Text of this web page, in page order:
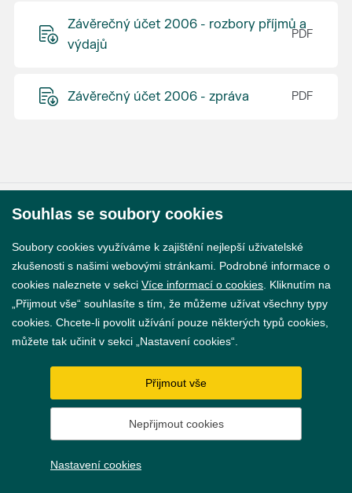
Závěrečný účet 2006 - rozbory příjmů a
výdajů
Závěrečný účet 2006 - zpráva
© 2026 Město Břeclav
Prohlášení o přístupnosti
GDPR
Nastavení cookies
Souhlas se soubory cookies
Soubory cookies využíváme k zajištění nejlepší uživatelské
zkušenosti s našimi webovými stránkami. Podrobné informace o
cookies naleznete v sekci Více informací o cookies . Kliknutím na
„Přijmout vše“ souhlasíte s tím, že můžeme užívat všechny typy
cookies. Chcete-li povolit užívání pouze některých typů cookies,
můžete tak učinit v sekci „Nastavení cookies“.
Přijmout vše
Nepřijmout cookies
Nastavení cookies